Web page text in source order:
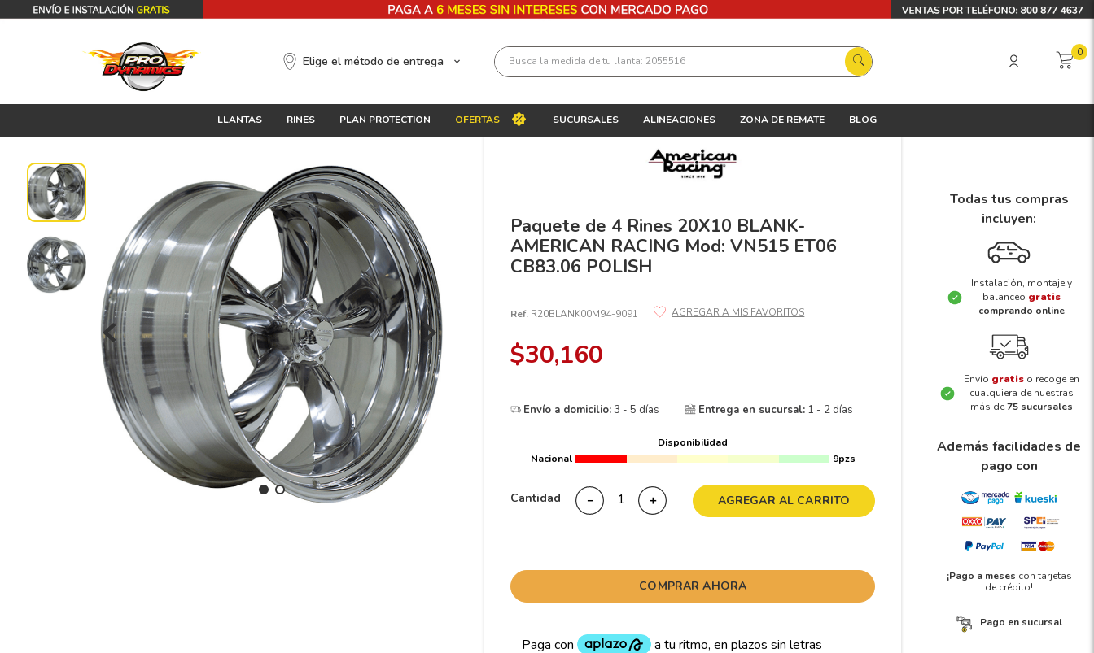
Elige el método de entrega Busca la medida de tu llanta: 2055516 0
LLANTAS RINES PLAN PROTECTION OFERTAS SUCURSALES ALINEACIONES ZONA DE REMATE BLOG
Paquete de 4 Rines 20X10 BLANK-
AMERICAN RACING Mod: VN515 ET06
CB83.06 POLISH
Ref. R20BLANK00M94-9091
$30,160
Envío a domicilio:3 - 5 días Entrega en sucursal: 1 - 2 días
Disponibilidad
Nacional
9pzs
Cantidad ＋
－ AGREGAR AL CARRITO
COMPRAR AHORA
Todas tus compras
incluyen:
Instalación, montaje y
balanceo gratis
comprando online
Envío gratis o recoge en
cualquiera de nuestras
más de75 sucursales
Además facilidades de
pago con
¡Pago a meses con tarjetas
de crédito!
Pago en sucursal
Términos más buscados